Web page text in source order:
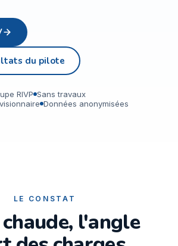
du pilote
RIVP Sans travaux
Données anonymisées
LE CONSTAT
l'angle